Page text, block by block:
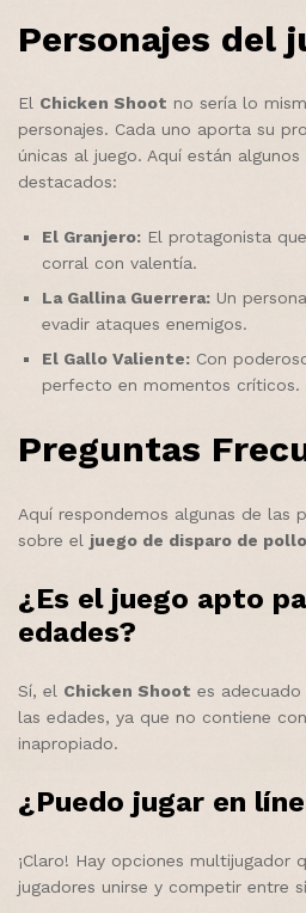
Personajes del
El Chicken Shoot no sería lo
personajes. Cada uno aporta su
únicas al juego. Aquí están
destacados:
El Granjero: El protagonista
corral con valentía.
La Gallina Guerrera: Un
evadir ataques enemigos.
El Gallo Valiente: Con
perfecto en momentos críticos.
Preguntas
Aquí respondemos algunas de las
sobre el juego de disparo de
¿Es el juego apto
edades?
Sí, el Chicken Shoot es
las edades, ya que no contiene
inapropiado.
¿Puedo jugar en
¡Claro! Hay opciones multijugador
jugadores unirse y competir entre